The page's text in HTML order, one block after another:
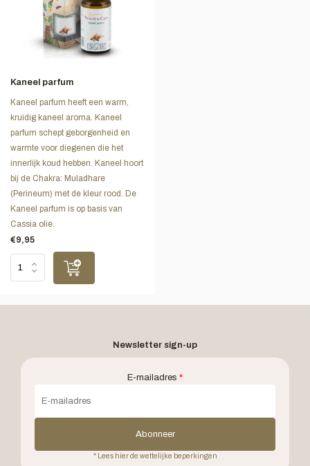
Kaneel parfum
Kaneel parfum heeft een warm,
kruidig kaneel aroma. Kaneel
parfum schept geborgenheid en
warmte voor diegenen die het
innerlijk koud hebben. Kaneel hoort
bij de Chakra: Muladhare
(Perineum) met de kleur rood. De
Kaneel parfum is op basis van
Cassia olie.
€9,95
Newsletter sign-up
E-mailadres *
Abonneer
* Lees hier de wettelijke beperkingen